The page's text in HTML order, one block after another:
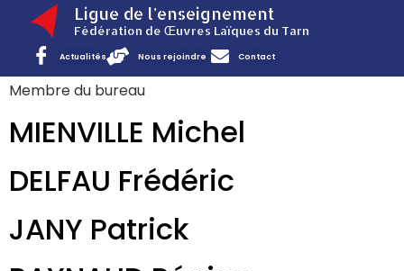
Ligue de l'enseignement
Fédération de Œuvres Laïques du Tarn
Actualités Nous rejoindre Contact
Membre du bureau
MIENVILLE Michel
DELFAU Frédéric
JANY Patrick